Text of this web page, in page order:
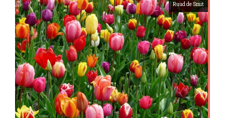
Ruud de Smit